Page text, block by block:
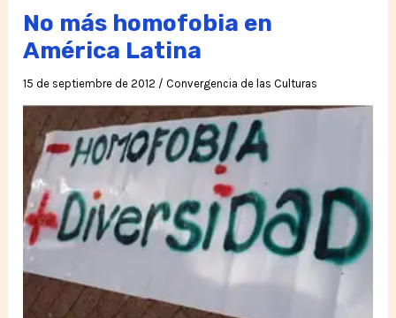
No más homofobia en
América Latina
15 de septiembre de 2012 / Convergencia de las Culturas